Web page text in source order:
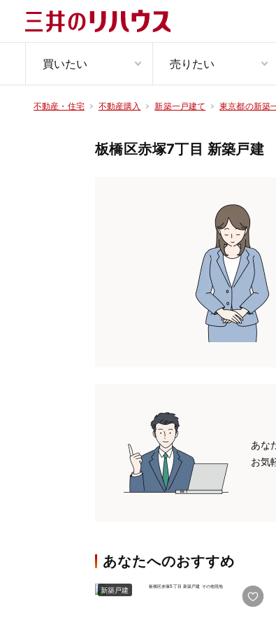
買いたい 売りたい
不動産・住宅 不動産購入 新築一戸建て 東京都の新築
板橋区赤塚7丁目 新築戸建
あな
お気
あなたへのおすすめ
新築戸建